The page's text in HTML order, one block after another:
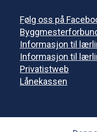
Følg oss på
Informasjon til
Informasjon til
Privatistweb
Lånekassen